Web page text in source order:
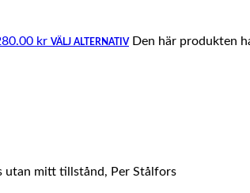
kr VÄLJ ALTERNATIV Den här produkten
utan mitt tillstånd, Per Stålfors